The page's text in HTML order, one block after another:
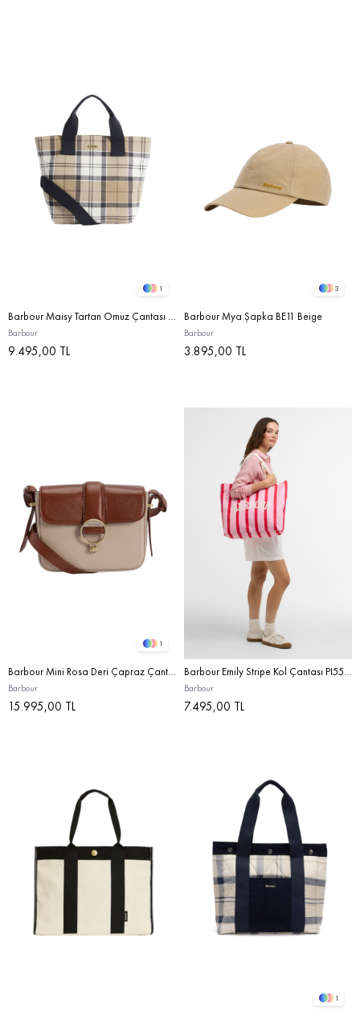
1
Barbour Maisy Tartan Omuz Çantası BE71 Rosewood Tartan
Barbour
9.495,00 TL
3
Barbour Mya Şapka BE11 Beige
Barbour
3.895,00 TL
1
Barbour Mini Rosa Deri Çapraz Çanta BE11 Pebbled Pink/Brown
Barbour
15.995,00 TL
Barbour Emily Stripe Kol Çantası PI55 Cherry Blossom
Barbour
7.495,00 TL
1